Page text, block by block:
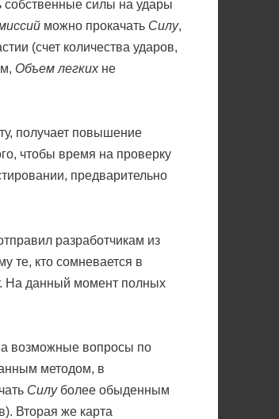
собственные силы на удары
можно прокачать Силу,
(счет количества ударов,
Объем легкихне
получает повышение
чтобы время на проверку
предварительно
разработчикам из
те, кто сомневается в
На данный момент полных
возможные вопросы по
методом, в
Силуболее обыденным
Вторая же карта